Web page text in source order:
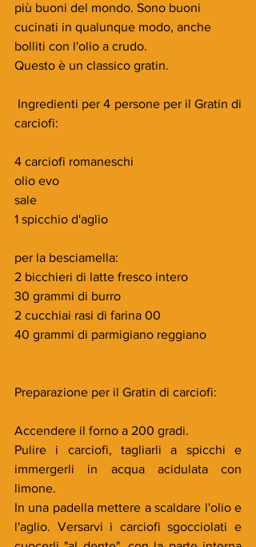
più buoni del mondo. Sono buoni
cucinati in qualunque modo, anche
bolliti con l'olio a crudo.
Questo è un classico gratin.
carciofi:
4 carciofi romaneschi
olio evo
sale
1 spicchio d'aglio
per la besciamella:
2 bicchieri di latte fresco intero
30 grammi di burro
2 cucchiai rasi di farina 00
40 grammi di parmigiano reggiano
Preparazione per il Gratin di carciofi:
Accendere il forno a 200 gradi.
Pulire i carciofi, tagliarli a spicchi e
immergerli in acqua acidulata con
limone.
In una padella mettere a scaldare l'olio e
l'aglio. Versarvi i carciofi sgocciolati e